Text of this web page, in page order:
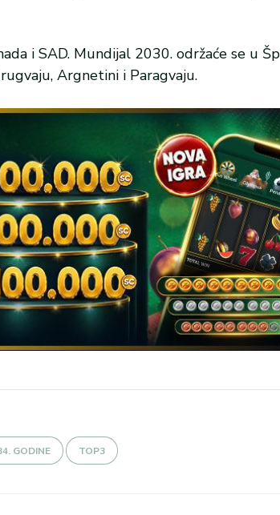
i SAD. Mundijal 2030. održaće se u
Argnetini i Paragvaju.
GODINE TOP3